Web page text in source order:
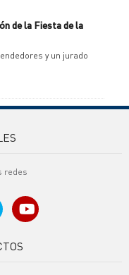
de la Fiesta de la
y un jurado
redes